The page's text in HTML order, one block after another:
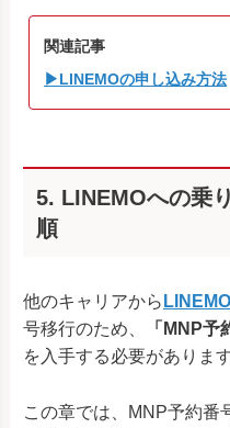
関連記事
▶LINEMOの申し込み方法
5. LINEMOへの乗
順
他のキャリアから LINEMO
号移行のため、
「MNP
を入手する必要があります
この章では、MNP予約番